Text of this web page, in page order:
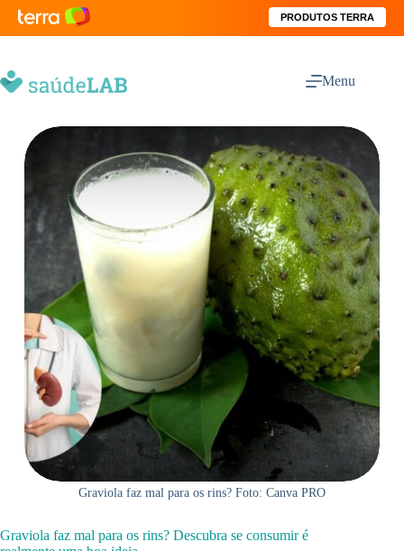
PRODUTOS TERRA
Menu
Graviola faz mal para os rins? Foto: Canva PRO
Graviola faz mal para os rins? Descubra se consumir é